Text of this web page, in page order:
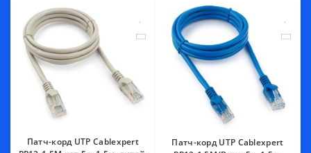
Патч-корд UTP Cablexpert
Патч-корд UTP Cablexpert